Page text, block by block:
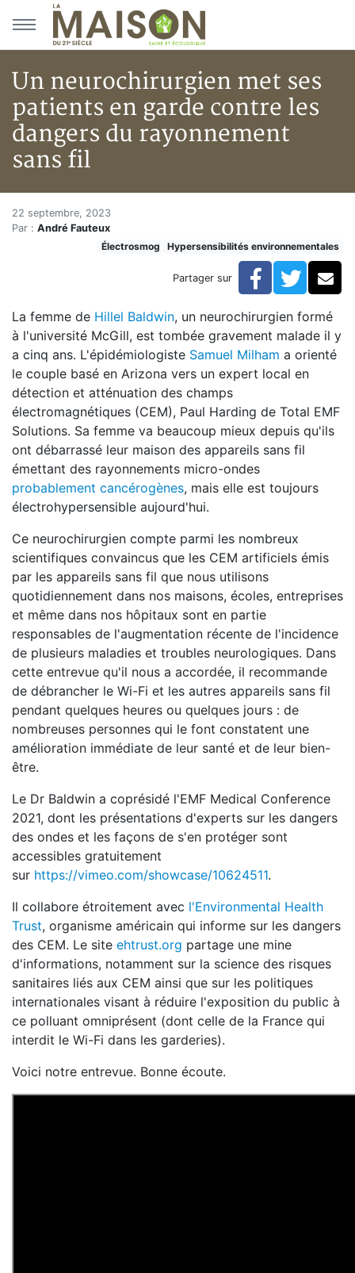
Aller au menu principal
Aller au contenu principal
Un neurochirurgien met ses
patients en garde contre les
dangers du rayonnement
sans fil
Accueil
Articles
Un neurochirurgien met ses patients en garde
Un neurochirurgien met ses
22 septembre, 2023
Par : André Fauteux
Électrosmog
Hypersensibilités environnementales
Partager sur Facebook
La femme de Hillel Baldwin, un neurochirurgien formé
à l'université McGill, est tombée gravement malade il y
a cinq ans. L'épidémiologiste Samuel Milham a orienté
le couple basé en Arizona vers un expert local en
détection et atténuation des champs
électromagnétiques (CEM), Paul Harding de Total EMF
Solutions. Sa femme va beaucoup mieux depuis qu'ils
ont débarrassé leur maison des appareils sans fil
émettant des rayonnements micro-ondes
probablement cancérogènes, mais elle est toujours
électrohypersensible aujourd'hui.
Ce neurochirurgien compte parmi les nombreux
scientifiques convaincus que les CEM artificiels émis
par les appareils sans fil que nous utilisons
quotidiennement dans nos maisons, écoles, entreprises
et même dans nos hôpitaux sont en partie
responsables de l'augmentation récente de l'incidence
de plusieurs maladies et troubles neurologiques. Dans
cette entrevue qu'il nous a accordée, il recommande
de débrancher le Wi-Fi et les autres appareils sans fil
pendant quelques heures ou quelques jours : de
nombreuses personnes qui le font constatent une
amélioration immédiate de leur santé et de leur bien-
être.
Le Dr Baldwin a coprésidé l'EMF Medical Conference
2021, dont les présentations d'experts sur les dangers
des ondes et les façons de s'en protéger sont
accessibles gratuitement
sur https://vimeo.com/showcase/10624511.
Il collabore étroitement avec l'Environmental Health
Trust, organisme américain qui informe sur les dangers
des CEM. Le site ehtrust.org partage une mine
d'informations, notamment sur la science des risques
sanitaires liés aux CEM ainsi que sur les politiques
internationales visant à réduire l'exposition du public à
ce polluant omniprésent (dont celle de la France qui
interdit le Wi-Fi dans les garderies).
Voici notre entrevue. Bonne écoute.